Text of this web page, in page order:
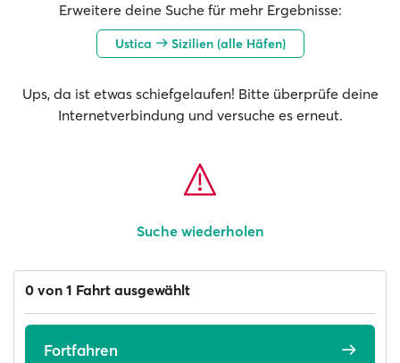
Erweitere deine Suche für mehr Ergebnisse:
Ustica Sizilien (alle Häfen)
Ups, da ist etwas schiefgelaufen! Bitte überprüfe deine
Internetverbindung und versuche es erneut.
Suche wiederholen
0 von 1 Fahrt ausgewählt
Fortfahren